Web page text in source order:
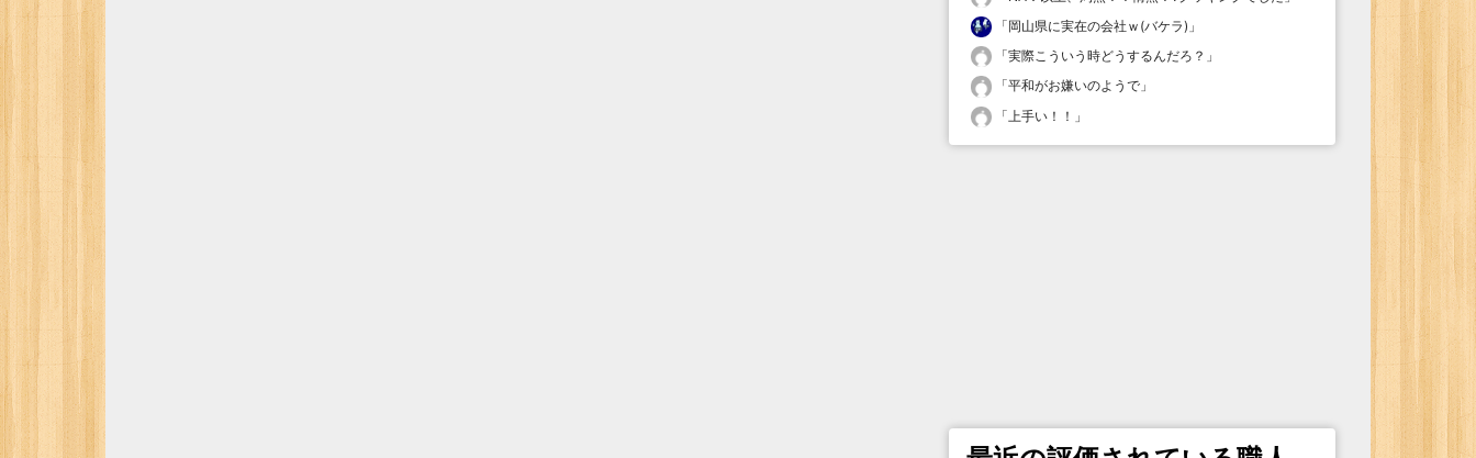
「岡山県に実在の会社ｗ(バケラ) 」
「実際こういう時どうするんだろ？ 」
「平和がお嫌いのようで 」
「 上手い！！ 」